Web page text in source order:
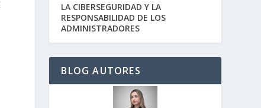
LA CIBERSEGURIDAD Y LA
RESPONSABILIDAD DE LOS
ADMINISTRADORES
BLOG AUTORES